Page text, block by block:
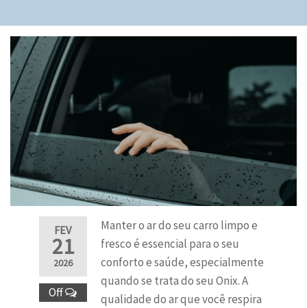
FEV
21
2026
Off
Manter o ar do seu carro limpo e
fresco é essencial para o seu
conforto e saúde, especialmente
quando se trata do seu Onix. A
qualidade do ar que você respira